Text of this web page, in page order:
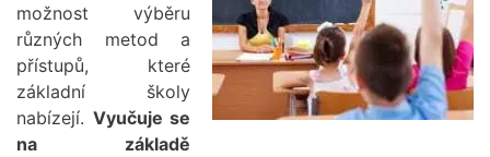
možnost výběru
různých metod a
přístupů, které
základní školy
nabízejí. Vyučuje se
na základě